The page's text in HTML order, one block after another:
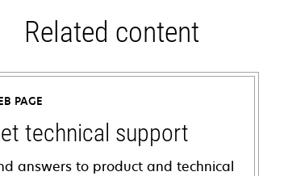
Related content
PAGE
technical support
answers to product and technical